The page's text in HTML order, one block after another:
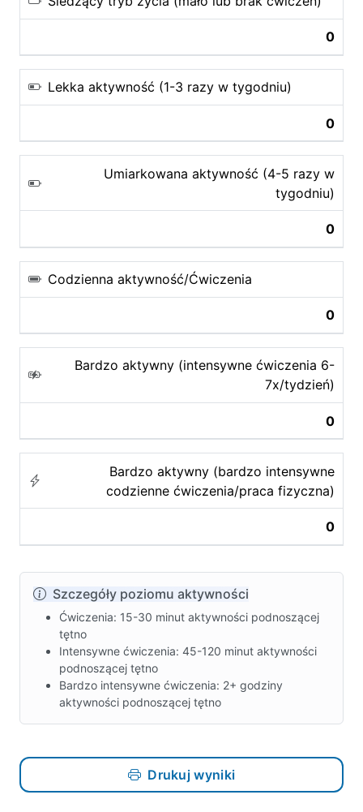
0
Lekka aktywność (1-3 razy w tygodniu)
0
Umiarkowana aktywność (4-5 razy w
tygodniu)
0
Codzienna aktywność/Ćwiczenia
0
Bardzo aktywny (intensywne ćwiczenia 6-
7x/tydzień)
0
Bardzo aktywny (bardzo intensywne
codzienne ćwiczenia/praca fizyczna)
0
Szczegóły poziomu aktywności
Ćwiczenia: 15-30 minut aktywności podnoszącej
tętno
Intensywne ćwiczenia: 45-120 minut aktywności
podnoszącej tętno
Bardzo intensywne ćwiczenia: 2+ godziny
aktywności podnoszącej tętno
Drukuj wyniki